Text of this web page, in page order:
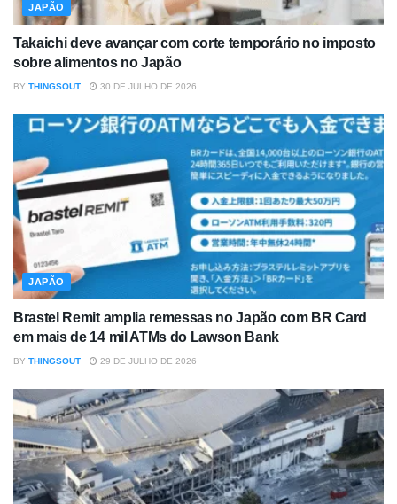
JAPÃO
Takaichi deve avançar com corte temporário no imposto
sobre alimentos no Japão
BY THINGSOUT 30 DE JULHO DE 2026
JAPÃO
Brastel Remit amplia remessas no Japão com BR Card
em mais de 14 mil ATMs do Lawson Bank
BY THINGSOUT 29 DE JULHO DE 2026